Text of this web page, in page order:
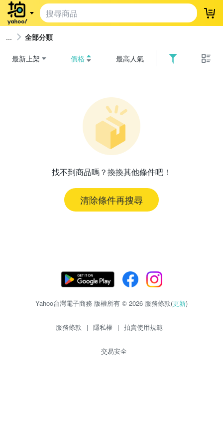
登
全部分類
最新上架 價格 最高人氣
找不到商品嗎？換換其他條件吧！
清除條件再搜尋
Yahoo台灣電子商務 版權所有 © 2026 服務條款(更新)
服務條款 | 隱私權 | 拍賣使用規範
交易安全